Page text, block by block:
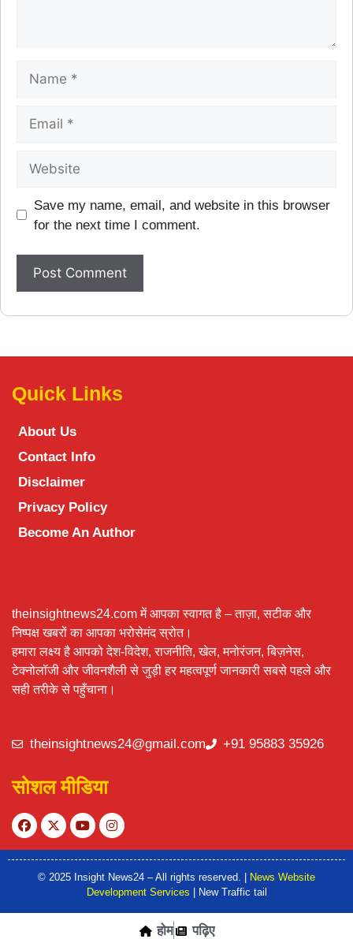
होम पढ़िए
Save my name, email, and website in this browser
for the next time I comment.
Quick Links
About Us
Contact Info
Disclaimer
Privacy Policy
Become An Author
theinsightnews24.com में आपका स्वागत है – ताज़ा, सटीक और
निष्पक्ष खबरों का आपका भरोसेमंद स्रोत।
हमारा लक्ष्य है आपको देश-विदेश, राजनीति, खेल, मनोरंजन, बिज़नेस,
टेक्नोलॉजी और जीवनशैली से जुड़ी हर महत्वपूर्ण जानकारी सबसे पहले और
सही तरीके से पहुँचाना।
theinsightnews24@gmail.com +91 95883 35926
सोशल मीडिया
© 2025 Insight News24 – All rights reserved. |
News Website
Development Services
| New Traffic tail